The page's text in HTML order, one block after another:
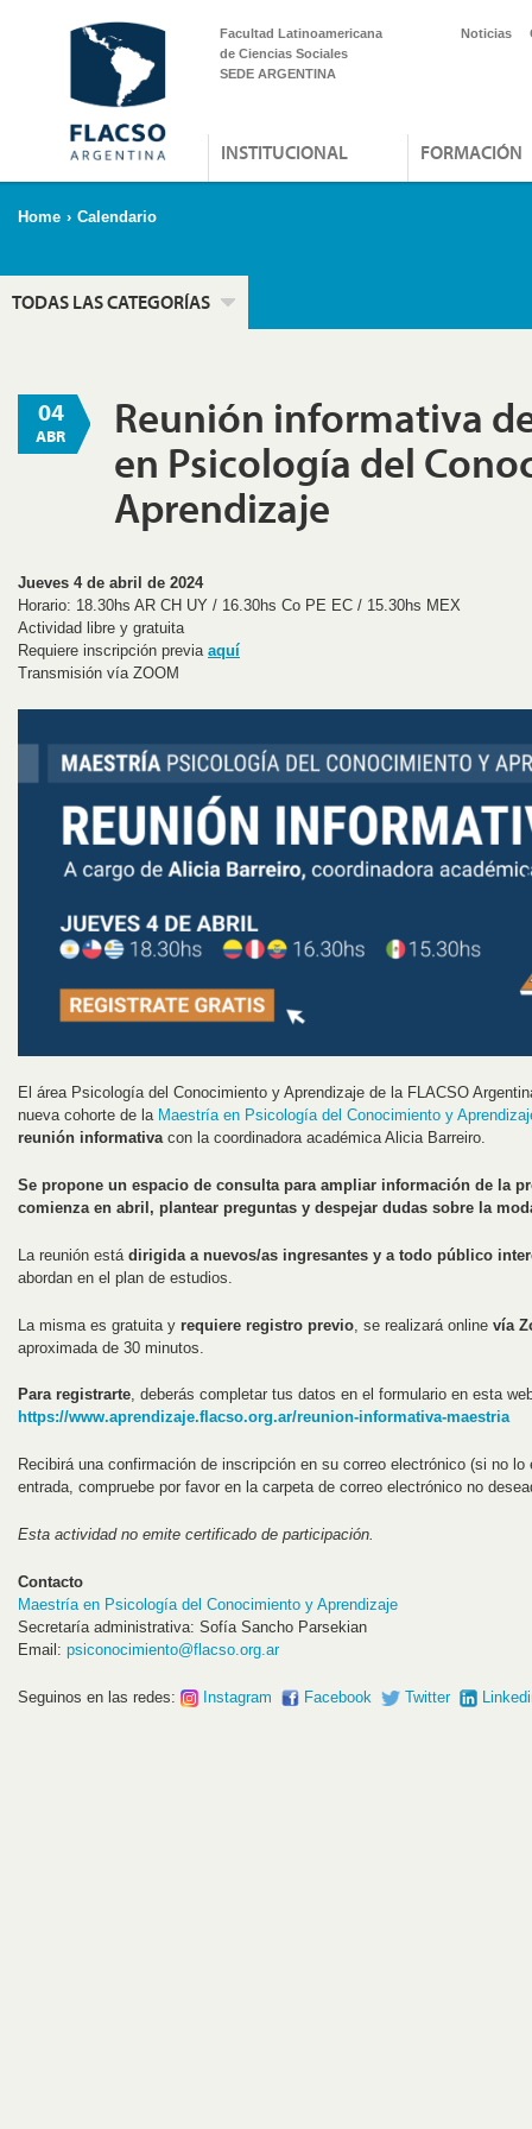
Facultad Latinoamericana
de Ciencias Sociales
SEDE ARGENTINA
Noticias
INSTITUCIONAL FORMACIÓN
Home › Calendario
TODAS LAS CATEGORÍAS
04
ABR
Reunión informativa
en Psicología del
Aprendizaje
Jueves 4 de abril de 2024
Horario: 18.30hs AR CH UY / 16.30hs Co PE EC / 15.30hs MEX
Actividad libre y gratuita
Requiere inscripción previa aquí
Transmisión vía ZOOM
El área Psicología del Conocimiento y Aprendizaje de la FLACSO
nueva cohorte de la Maestría en Psicología del Conocimiento y
reunión informativacon la coordinadora académica Alicia Barreiro.
Se propone un espacio de consulta para ampliar información de la
comienza en abril, plantear preguntas y despejar dudas sobre la
La reunión está dirigida a nuevos/as ingresantes y a todo público
abordan en el plan de estudios.
La misma es gratuita y requiere registro previo , se realizará online vía
aproximada de 30 minutos.
Para registrarte, deberás completar tus datos en el formulario en esta
https://www.aprendizaje.flacso.org.ar/reunion-informativa-maestria
Recibirá una confirmación de inscripción en su correo electrónico (si no lo
entrada, compruebe por favor en la carpeta de correo electrónico no
Esta actividad no emite certificado de participación.
Contacto
Maestría en Psicología del Conocimiento y Aprendizaje
Secretaría administrativa: Sofía Sancho Parsekian
Email: psiconocimiento@flacso.org.ar
Seguinos en las redes: Instagram Facebook Twitter